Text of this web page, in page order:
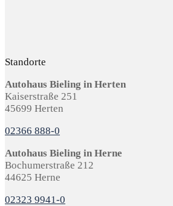
Standorte
Autohaus Bieling in Herten
Kaiserstraße 251
45699 Herten
02366 888-0
Autohaus Bieling in Herne
Bochumerstraße 212
44625 Herne
02323 9941-0